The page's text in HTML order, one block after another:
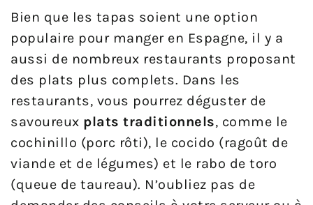
Bien que les tapas soient une option
populaire pour manger en Espagne, il y a
aussi de nombreux restaurants proposant
des plats plus complets. Dans les
restaurants, vous pourrez déguster de
savoureux plats traditionnels, comme le
cochinillo (porc rôti), le cocido (ragoût de
viande et de légumes) et le rabo de toro
(queue de taureau). N’oubliez pas de